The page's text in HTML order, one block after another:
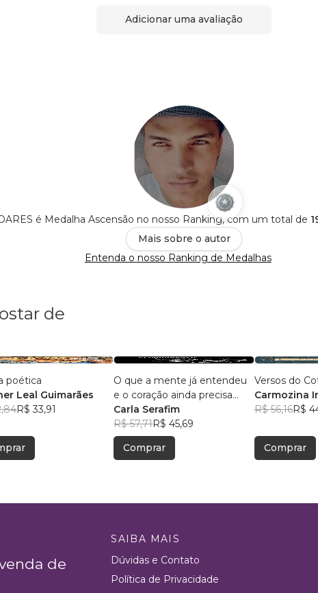
Adicionar uma avaliação
é Medalha Ascensão no nosso Ranking, com um total de
Mais sobre o autor
Entenda o nosso Ranking de Medalhas
de
poética
Leal Guimarães
R$ 33,91
O que a mente já entendeu
e o coração ainda precisa
aceitar
Carla Serafim
R$ 57,71R$ 45,69
Comprar
Versos do
Carmozina
Rodrigues
R$ 56,16R$
Comprar
de
SAIBA MAIS
Dúvidas e Contato
Política de Privacidade